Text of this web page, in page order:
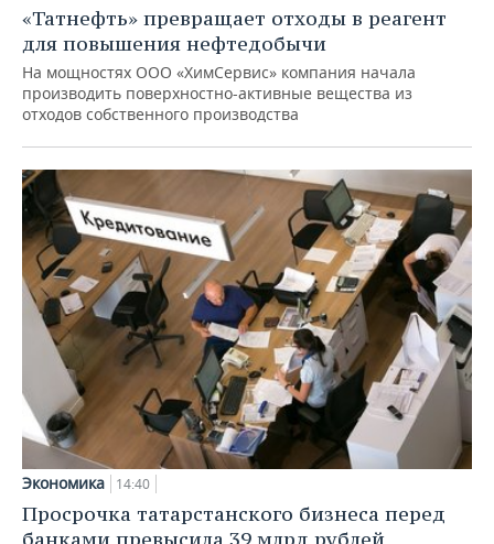
«Татнефть» превращает отходы в реагент
для повышения нефтедобычи
На мощностях ООО «ХимСервис» компания начала
производить поверхностно-активные вещества из
отходов собственного производства
Экономика 14:40
Просрочка татарстанского бизнеса перед
банками превысила 39 млрд рублей